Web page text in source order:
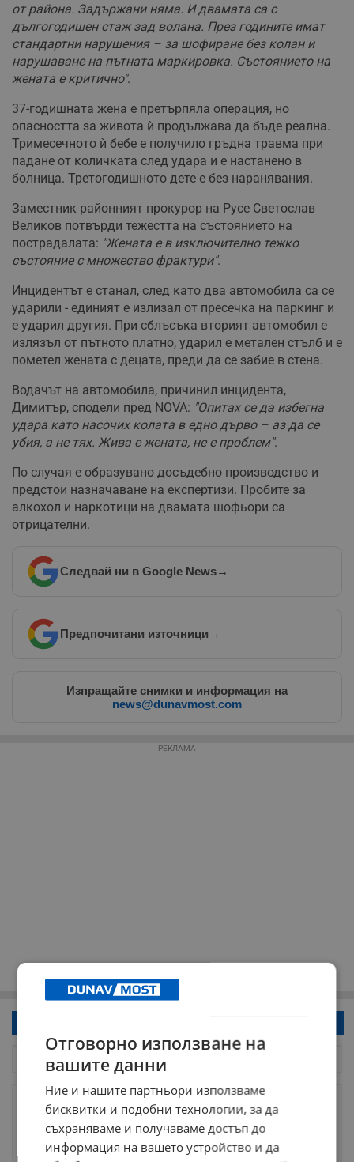
от района. Задържани няма. И двамата са с
дългогодишен стаж зад волана. През годините имат
стандартни нарушения – за шофиране без колан и
нарушаване на пътната маркировка. Състоянието на
жената е критично".
37-годишната жена е претърпяла операция, но
опасността за живота ѝ продължава да бъде реална.
Тримесечното ѝ бебе е получило гръдна травма при
падане от количката след удара и е настанено в
болница. Третогодишното дете е без наранявания.
Заместник районният прокурор на Русе Светослав
Великов потвърди тежестта на състоянието на
пострадалата: "Жената е в изключително тежко
състояние с множество фрактури".
Инцидентът е станал, след като два автомобила са се
ударили - единият е излизал от пресечка на паркинг и
е ударил другия. При сблъсъка вторият автомобил е
излязъл от пътното платно, ударил е метален стълб и е
пометел жената с децата, преди да се забие в стена.
Водачът на автомобила, причинил инцидента,
Димитър, сподели пред NOVA: "Опитах се да избегна
удара като насочих колата в едно дърво – аз да се
убия, а не тях. Жива е жената, не е проблем".
По случая е образувано досъдебно производство и
предстои назначаване на експертизи. Пробите за
алкохол и наркотици на двамата шофьори са
отрицателни.
Следвай ни в Google News→
Предпочитани източници →
Изпращайте снимки и информация на
news@dunavmost.com
РЕКЛАМА
Отговорно използване на
вашите данни
Ние и нашите партньори използваме
бисквитки и подобни технологии, за да
съхраняваме и получаваме достъп до
информация на вашето устройство и да